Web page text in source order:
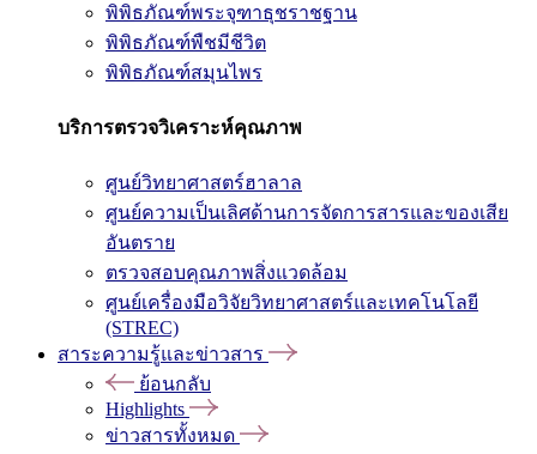
พิพิธภัณฑ์พระจุฑาธุชราชฐาน
พิพิธภัณฑ์พืชมีชีวิต
พิพิธภัณฑ์สมุนไพร
บริการตรวจวิเคราะห์คุณภาพ
ศูนย์วิทยาศาสตร์ฮาลาล
ศูนย์ความเป็นเลิศด้านการจัดการสารและของเสีย
อันตราย
ตรวจสอบคุณภาพสิ่งแวดล้อม
ศูนย์เครื่องมือวิจัยวิทยาศาสตร์และเทคโนโลยี
(STREC)
สาระความรู้และข่าวสาร
ย้อนกลับ
Highlights
ข่าวสารทั้งหมด